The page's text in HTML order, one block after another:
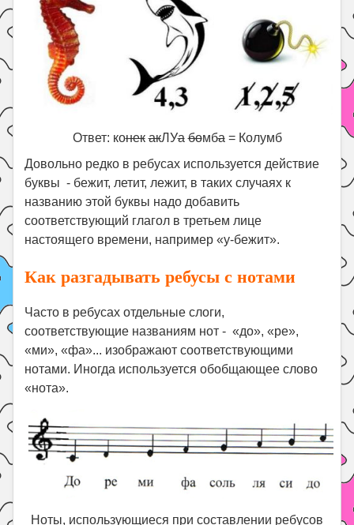
Ответ: конек акЛУа бомба= Колумб
Довольно редко в ребусах используется действие
буквы - бежит, летит, лежит, в таких случаях к
названию этой буквы надо добавить
соответствующий глагол в третьем лице
настоящего времени, например «у-бежит».
Как разгадывать ребусы с нотами
Часто в ребусах отдельные слоги,
соответствующие названиям нот - «до», «ре»,
«ми», «фа»... изображают соответствующими
нотами. Иногда используется обобщающее слово
«нота».
Ноты, использующиеся при составлении ребусов